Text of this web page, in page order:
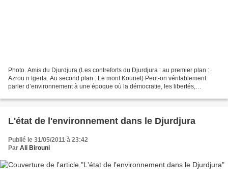
Photo. Amis du Djurdjura (Les contreforts du Djurdjura : au premier plan :
Azrou n tgerfa. Au second plan : Le mont Kouriet) Peut-on véritablement
parler d’environnement à une époque où la démocratie, les libertés,
L'état de l'environnement dans le Djurdjura
Publié le 31/05/2011 à 23:42
Par Ali Birouni